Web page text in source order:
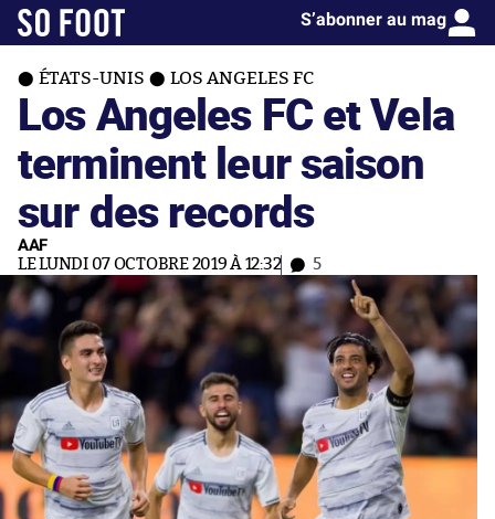
S’abonner au mag
ÉTATS-UNIS LOS ANGELES FC
Los Angeles FC et Vela
terminent leur saison
sur des records
AAF
LE LUNDI 07 OCTOBRE 2019 À 12:32 5